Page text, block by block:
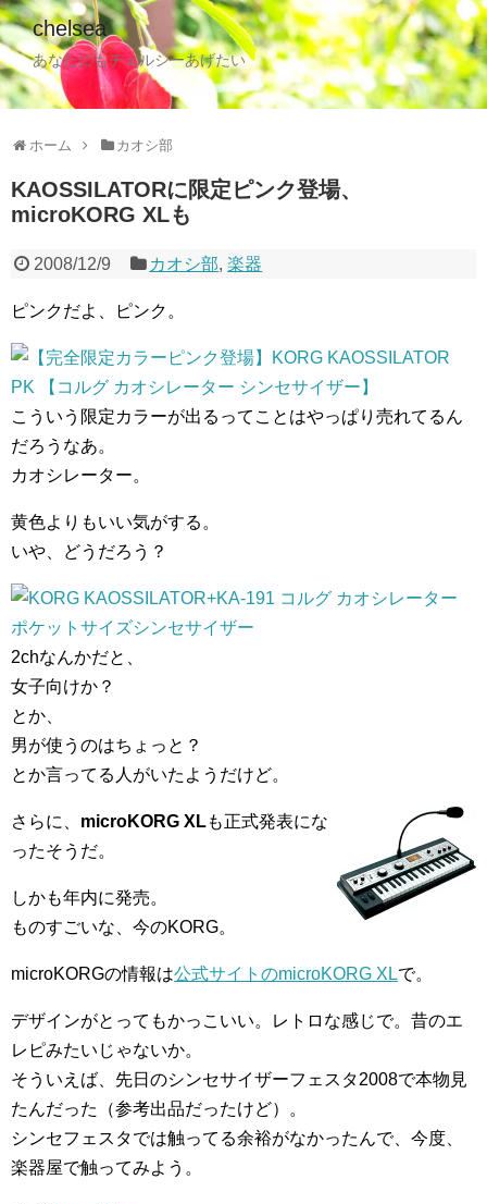
chelsea
あなたにもチェルシーあげたい
ホーム カオシ部
KAOSSILATORに限定ピンク登場、
microKORG XLも
2008/12/9 カオシ部,楽器
ピンクだよ、ピンク。
こういう限定カラーが出るってことはやっぱり売れてるん
だろうなあ。
カオシレーター。
黄色よりもいい気がする。
いや、どうだろう？
2chなんかだと、
女子向けか？
とか、
男が使うのはちょっと？
とか言ってる人がいたようだけど。
さらに、 microKORG XLも正式発表にな
ったそうだ。
しかも年内に発売。
ものすごいな、今のKORG。
microKORGの情報は公式サイトのmicroKORG XLで。
デザインがとってもかっこいい。レトロな感じで。昔のエ
レピみたいじゃないか。
そういえば、先日のシンセサイザーフェスタ2008で本物見
たんだった（参考出品だったけど）。
シンセフェスタでは触ってる余裕がなかったんで、今度、
楽器屋で触ってみよう。